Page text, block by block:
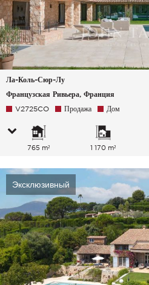
Ла-Коль-Сюр-Лу
Французская Ривьера, Франция
V2725CO Продажа Дом
765 m² 1 170 m²
Эксклюзивный